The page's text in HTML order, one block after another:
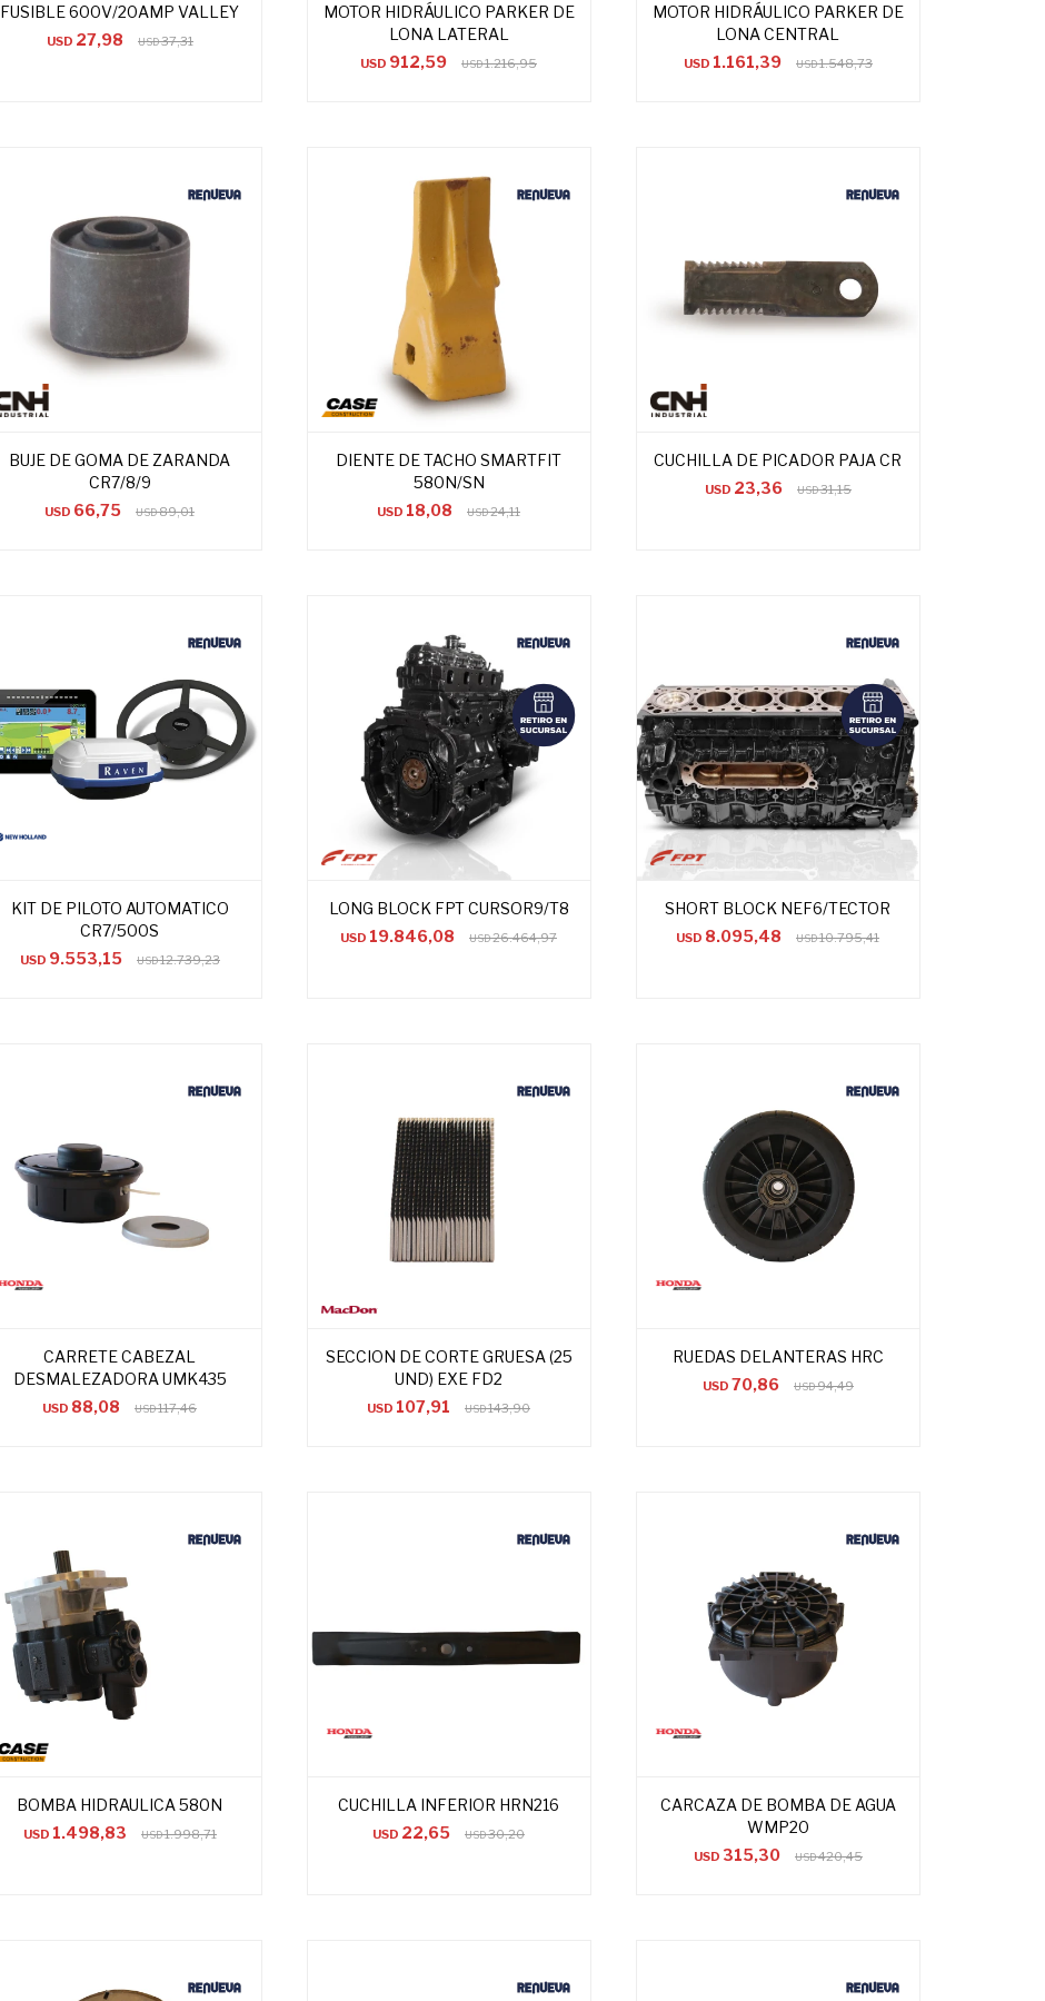
FUSIBLE 600V/20AMP VALLEY
USD 27,98 USD37,31
MOTOR HIDRÁULICO PARKER DE
LONA LATERAL
USD 912,59 USD1.216,95
MOTOR HIDRÁULICO PARKER DE
LONA CENTRAL
USD 1.161,39 USD1.548,73
BUJE DE GOMA DE ZARANDA
CR7/8/9
USD 66,75 USD89,01
DIENTE DE TACHO SMARTFIT
580N/SN
USD 18,08 USD24,11
CUCHILLA DE PICADOR PAJA CR
USD 23,36 USD31,15
KIT DE PILOTO AUTOMATICO
CR7/500S
USD 9.553,15 USD12.739,23
LONG BLOCK FPT CURSOR9/T8
USD 19.846,08 USD26.464,97
SHORT BLOCK NEF6/TECTOR
USD 8.095,48 USD10.795,41
CARRETE CABEZAL
DESMALEZADORA UMK435
USD 88,08 USD117,46
SECCION DE CORTE GRUESA (25
UND) EXE FD2
USD 107,91 USD143,90
RUEDAS DELANTERAS HRC
USD 70,86 USD94,49
BOMBA HIDRAULICA 580N
USD 1.498,83 USD1.998,71
CUCHILLA INFERIOR HRN216
USD 22,65 USD30,20
CARCAZA DE BOMBA DE AGUA
WMP20
USD 315,30 USD420,45